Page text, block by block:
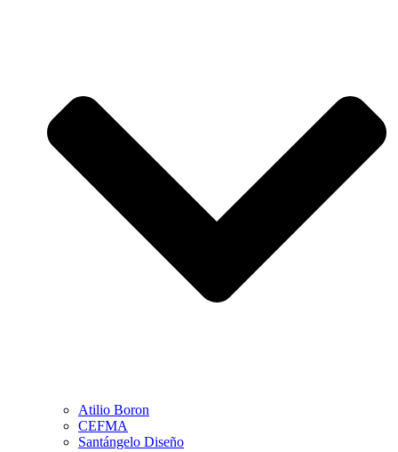
Atilio Boron
CEFMA
Santángelo Diseño